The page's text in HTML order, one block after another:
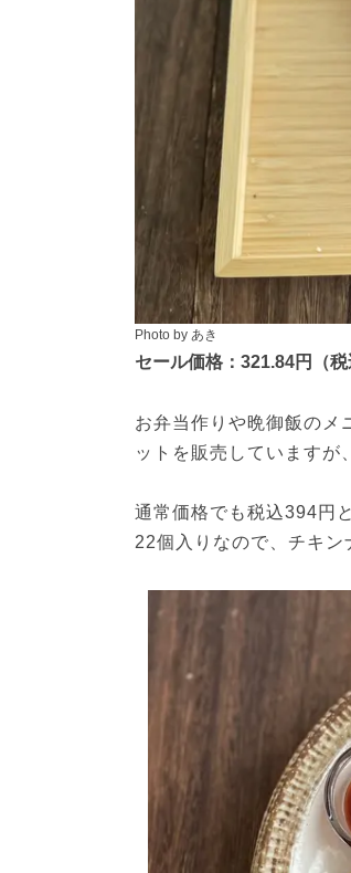
Photo by あき
セール価格：321.84円（税
お弁当作りや晩御飯のメ
ットを販売していますが
通常価格でも税込394円
22個入りなので、チキン